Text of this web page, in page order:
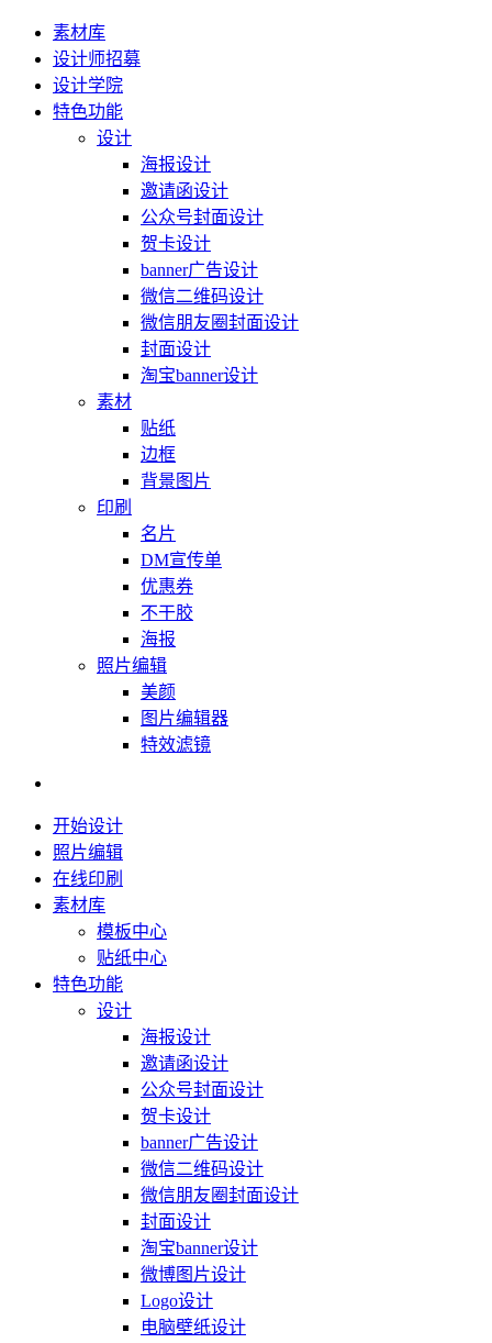
素材库
设计师招募
设计学院
特色功能
设计
海报设计
邀请函设计
公众号封面设计
贺卡设计
banner广告设计
微信二维码设计
微信朋友圈封面设计
封面设计
淘宝banner设计
素材
贴纸
边框
背景图片
印刷
名片
DM宣传单
优惠券
不干胶
海报
照片编辑
美颜
图片编辑器
特效滤镜
开始设计
照片编辑
在线印刷
素材库
模板中心
贴纸中心
特色功能
设计
海报设计
邀请函设计
公众号封面设计
贺卡设计
banner广告设计
微信二维码设计
微信朋友圈封面设计
封面设计
淘宝banner设计
微博图片设计
Logo设计
电脑壁纸设计